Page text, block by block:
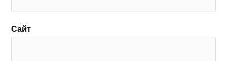
Сайт